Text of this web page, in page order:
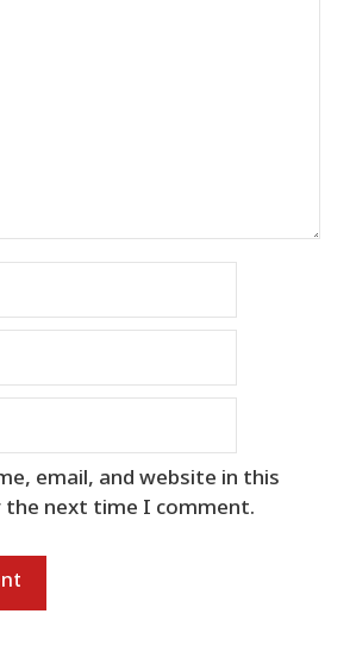
email, and website in this
next time I comment.